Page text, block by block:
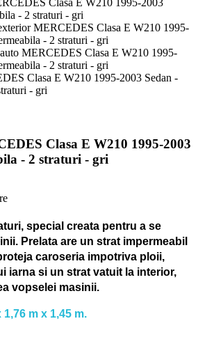
Clasa E W210 1995-2003
- 2 straturi - gri
special creata pentru a se
Prelata are un strat impermeabil
caroseria impotriva ploii,
iarna si un strat vatuit la interior,
vopselei masinii.
m x 1,45 m.